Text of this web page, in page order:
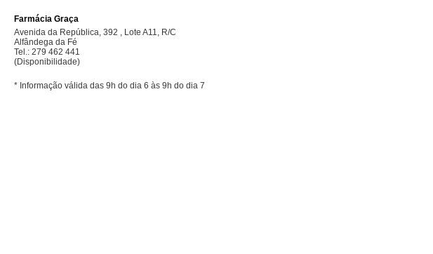
Farmácia Graça
Avenida da República, 392 , Lote A11, R/C
Alfândega da Fé
Tel.: 279 462 441
(Disponibilidade)
* Informação válida das 9h do dia 6 às 9h do dia 7